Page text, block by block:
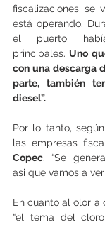
fiscalizaciones se
está operando.
el puerto
principales. Uno
con una descarga
parte, también
diesel”.
Por lo tanto,
las empresas
Copec. “Se
asi que vamos a
En cuanto al olor a
“el tema del